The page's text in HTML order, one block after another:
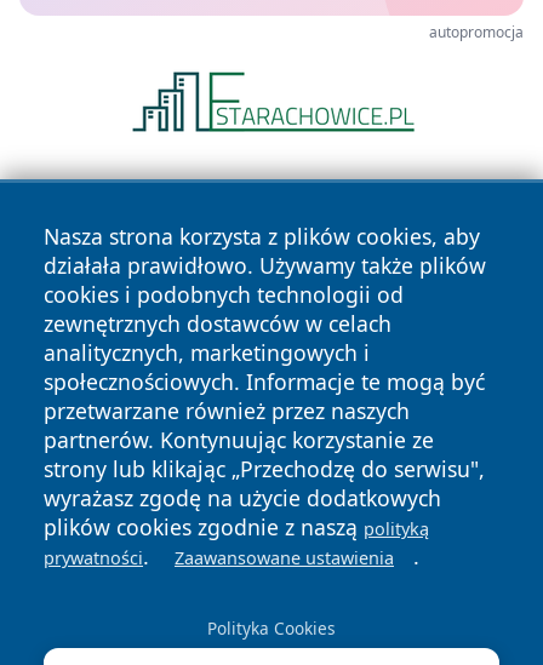
autopromocja
Nasza strona korzysta z plików cookies, aby
działała prawidłowo. Używamy także plików
cookies i podobnych technologii od
zewnętrznych dostawców w celach
analitycznych, marketingowych i
społecznościowych. Informacje te mogą być
przetwarzane również przez naszych
partnerów. Kontynuując korzystanie ze
strony lub klikając „Przechodzę do serwisu",
wyrażasz zgodę na użycie dodatkowych
plików cookies zgodnie z naszą polityką
prywatności. Zaawansowane ustawienia .
Polityka Cookies
Copyright © 2026 wrotagrudziadza.pl Wszystkie prawa
zastrzeżone.
News Autorzy
Polityka
Prywatności
Polityka
Cookies